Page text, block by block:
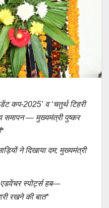
कप-2025’ व ‘चतुर्थ टिहरी
समापन — मुख्यमंत्री पुष्कर
ने दिखाया दम; मुख्यमंत्री
एडवेंचर स्पोर्ट्स हब—
रखने की बात*